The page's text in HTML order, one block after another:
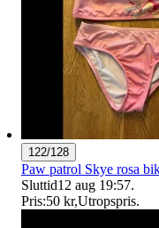
122/128
Paw patrol Skye rosa
Sluttid12 aug 19:57.
Pris:50 kr,Utropspris.